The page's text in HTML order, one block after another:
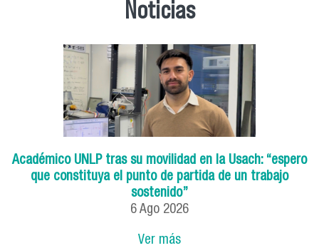
Noticias
Académico UNLP tras su movilidad en la Usach: “espero
que constituya el punto de partida de un trabajo
sostenido”
6 Ago 2026
Ver más